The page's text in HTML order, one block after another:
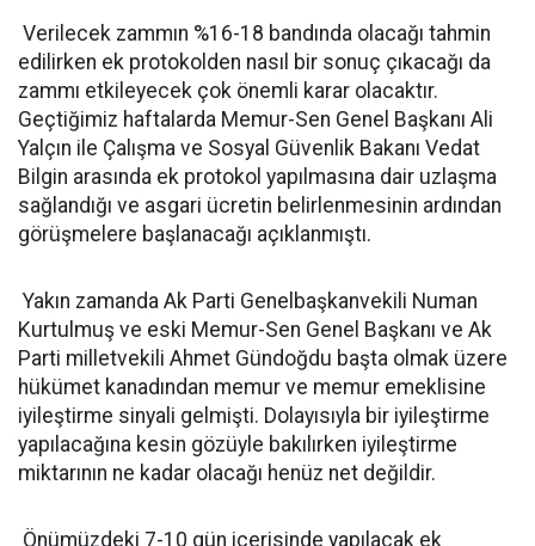
Verilecek zammın %16-18 bandında olacağı tahmin
edilirken ek protokolden nasıl bir sonuç çıkacağı da
zammı etkileyecek çok önemli karar olacaktır.
Geçtiğimiz haftalarda Memur-Sen Genel Başkanı Ali
Yalçın ile Çalışma ve Sosyal Güvenlik Bakanı Vedat
Bilgin arasında ek protokol yapılmasına dair uzlaşma
sağlandığı ve asgari ücretin belirlenmesinin ardından
görüşmelere başlanacağı açıklanmıştı.
Yakın zamanda Ak Parti Genelbaşkanvekili Numan
Kurtulmuş ve eski Memur-Sen Genel Başkanı ve Ak
Parti milletvekili Ahmet Gündoğdu başta olmak üzere
hükümet kanadından memur ve memur emeklisine
iyileştirme sinyali gelmişti. Dolayısıyla bir iyileştirme
yapılacağına kesin gözüyle bakılırken iyileştirme
miktarının ne kadar olacağı henüz net değildir.
Önümüzdeki 7-10 gün içerisinde yapılacak ek